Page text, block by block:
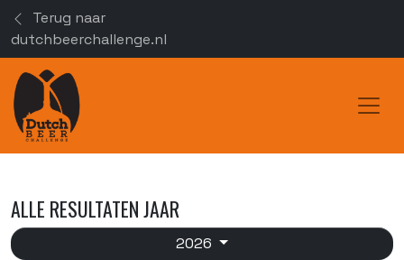
Terug naar
dutchbeerchallenge.nl
ALLE RESULTATEN JAAR
2026